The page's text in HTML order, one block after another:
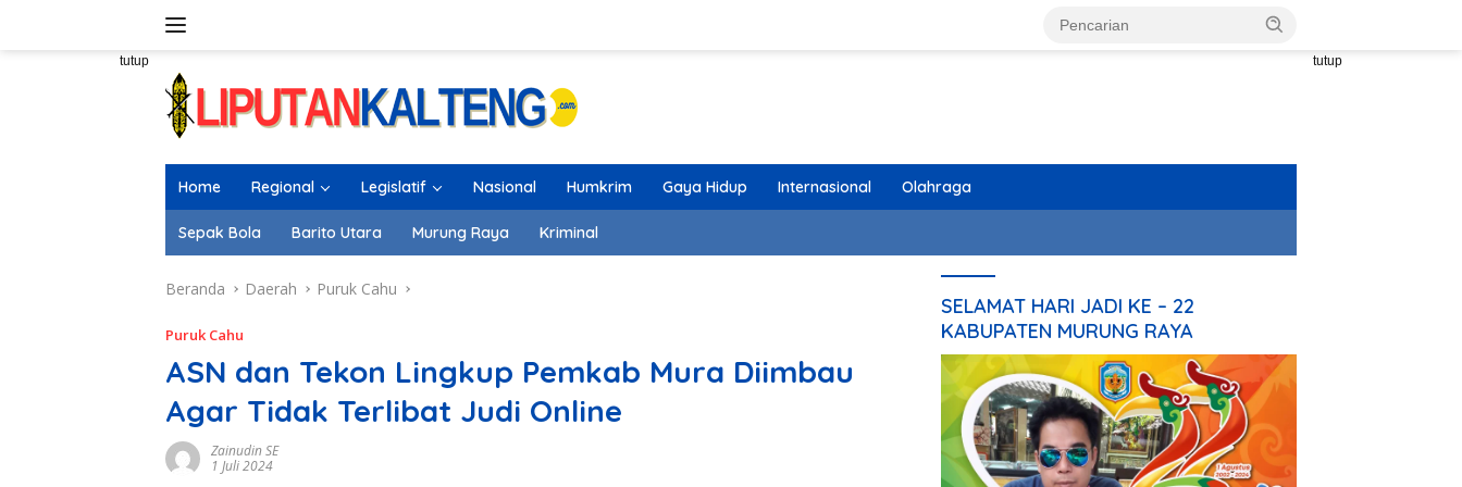
tutup tutup
Home Regional Legislatif Nasional Humkrim Gaya Hidup Internasional Olahraga
Sepak Bola Barito Utara Murung Raya Kriminal
Beranda Daerah Puruk Cahu
Puruk Cahu
ASN dan Tekon Lingkup Pemkab Mura Diimbau
Agar Tidak Terlibat Judi Online
Zainudin SE
1 Juli 2024
SELAMAT HARI JADI KE – 22
KABUPATEN MURUNG RAYA